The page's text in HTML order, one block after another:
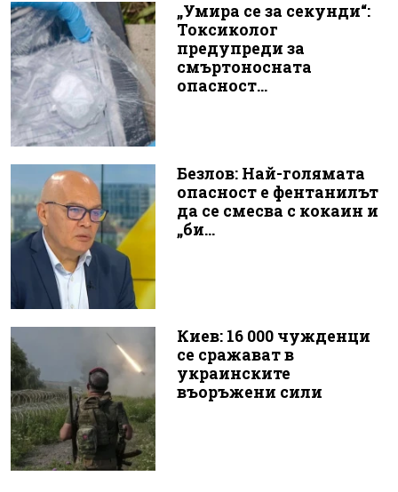
„Умира се за секунди“:
Токсиколог
предупреди за
смъртоносната
опасност...
Безлов: Най-голямата
опасност е фентанилът
да се смесва с кокаин и
„би...
Киев: 16 000 чужденци
се сражават в
украинските
въоръжени сили